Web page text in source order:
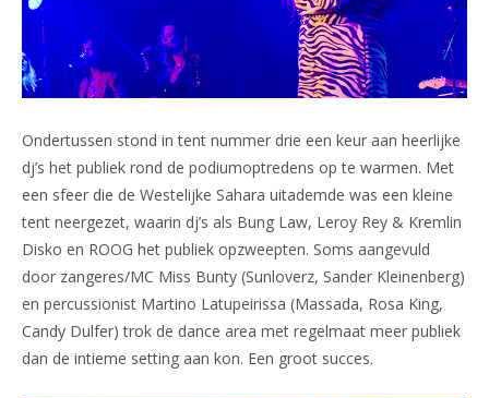
Ondertussen stond in tent nummer drie een keur aan heerlijke
dj’s het publiek rond de podiumoptredens op te warmen. Met
een sfeer die de Westelijke Sahara uitademde was een kleine
tent neergezet, waarin dj’s als Bung Law, Leroy Rey & Kremlin
Disko en ROOG het publiek opzweepten. Soms aangevuld
door zangeres/MC Miss Bunty (Sunloverz, Sander Kleinenberg)
en percussionist Martino Latupeirissa (Massada, Rosa King,
Candy Dulfer) trok de dance area met regelmaat meer publiek
dan de intieme setting aan kon. Een groot succes.